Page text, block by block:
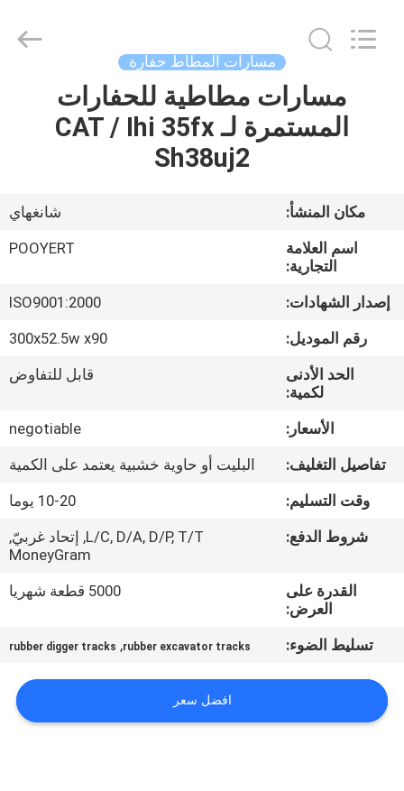
الصفحة
الرئيسية
معلومات
جولة
مراقبة
الجودة
اتصل
اقتباس
NEWS
مسارات المطاط حفارة
مسارات مطاطية للحفارات
المستمرة لـ CAT / Ihi 35fx
Sh38uj2
مكان المنشأ:
شانغهاي
اسم العلامة
التجارية:
POOYERT
إصدار الشهادات:
ISO9001:2000
رقم الموديل:
300x52.5w x90
الحد الأدنى
لكمية:
قابل للتفاوض
الأسعار:
negotiable
تفاصيل التغليف:
البليت أو حاوية خشبية يعتمد على الكمية
وقت التسليم:
10-20 يوما
شروط الدفع:
L/C, D/A, D/P, T/T, إتحاد غربيّ,
MoneyGram
القدرة على
العرض:
5000 قطعة شهريا
تسليط الضوء: rubber excavator tracks
,
rubber digger tracks
افضل سعر